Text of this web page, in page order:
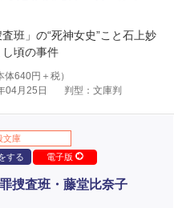
査班」の“死神女史”こと石上妙
頃の事件
体640円＋税）
04月25日
判型：文庫判
文庫
する
電子版
捜査班・藤堂比奈子